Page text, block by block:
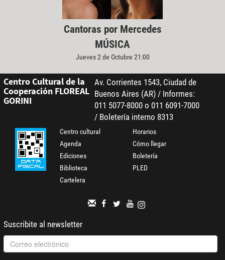
Cantoras por Mercedes
MÚSICA
Jueves 2 de Octubre 21:00
Centro Cultural de la
Cooperación FLOREAL
GORINI
Av. Corrientes 1543, Ciudad de
Buenos Aires (AR) / Informes:
011 5077-8000 o 011 6091-7000
/ Boletería interno 8313
Centro cultural
Agenda
Ediciones
Biblioteca
Cartelera
Horarios
Cómo llegar
Boletería
PLED
Suscribite al newsletter